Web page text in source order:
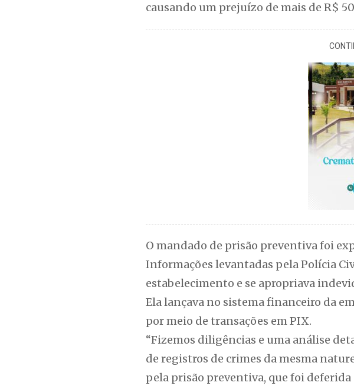
causando um prejuízo de mais de R$
O mandado de prisão preventiva foi
Informações levantadas pela Polícia
estabelecimento e se apropriava
Ela lançava no sistema financeiro da
por meio de transações em PIX.
“Fizemos diligências e uma análise
de registros de crimes da mesma
pela prisão preventiva, que foi